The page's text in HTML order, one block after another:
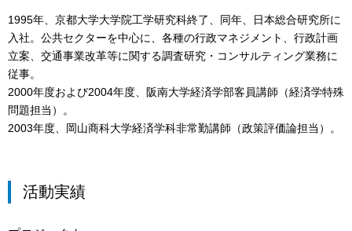
1995年、京都大学大学院工学研究科終了、同年、日本総合研究所に
入社。公共セクターを中心に、各種の行政マネジメント、行政計画
立案、交通事業改革等に関する調査研究・コンサルティング業務に
従事。
2000年度および2004年度、阪南大学経済学部客員講師（経済学特殊
問題担当）。
2003年度、岡山商科大学経済学科非常勤講師（政策評価論担当）。
活動実績